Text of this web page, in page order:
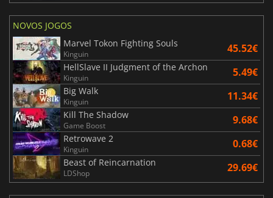
NOVOS JOGOS
Marvel Tokon Fighting Souls
Kinguin 45.52€
HellSlave II Judgment of the Archon
Kinguin 5.49€
Big Walk
Kinguin 11.34€
Kill The Shadow
Game Boost 9.68€
Retrowave 2
Kinguin 0.68€
Beast of Reincarnation
LDShop 29.69€